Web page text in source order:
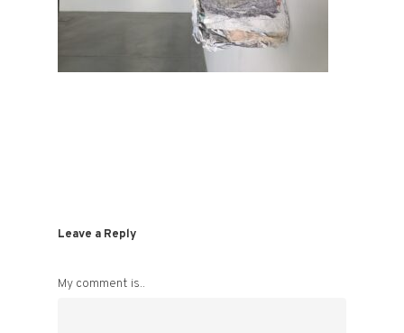
Leave a Reply
My comment is..